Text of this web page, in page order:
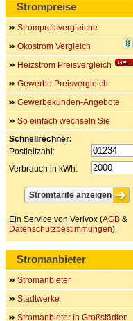
Strompreise
Strompreisvergleiche
Ökostrom Vergleich
Heizstrom Preisvergleich
Gewerbe Preisvergleich
Gewerbekunden-Angebote
So einfach wechseln Sie
Schnellrechner:
Postleitzahl:
Verbrauch in kWh:
Ein Service von Verivox (AGB &
Datenschutzbestimmungen).
Stromanbieter
Stromanbieter
Stadtwerke
Stromanbieter in Großstädten